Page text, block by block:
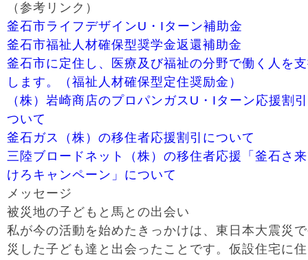
（参考リンク）
釜石市ライフデザインU・Iターン補助金
釜石市福祉人材確保型奨学金返還補助金
釜石市に定住し、医療及び福祉の分野で働く人を
します。（福祉人材確保型定住奨励金）
（株）岩崎商店のプロパンガスU・Iターン応援割
ついて
釜石ガス（株）の移住者応援割引について
三陸ブロードネット（株）の移住者応援「釜石さ
けろキャンペーン」について
メッセージ
被災地の子どもと馬との出会い
私が今の活動を始めたきっかけは、東日本大震災
災した子ども達と出会ったことです。仮設住宅に